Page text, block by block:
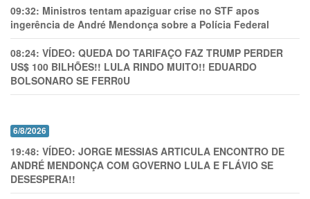
09:32: Ministros tentam apaziguar crise no STF apos
ingerência de André Mendonça sobre a Polícia Federal
08:24: VÍDEO: QUEDA DO TARIFAÇO FAZ TRUMP PERDER
US$ 100 BILHÕES!! LULA RINDO MUITO!! EDUARDO
BOLSONARO SE FERR0U
6/8/2026
19:48: VÍDEO: JORGE MESSIAS ARTICULA ENCONTRO DE
ANDRÉ MENDONÇA COM GOVERNO LULA E FLÁVIO SE
DESESPERA!!